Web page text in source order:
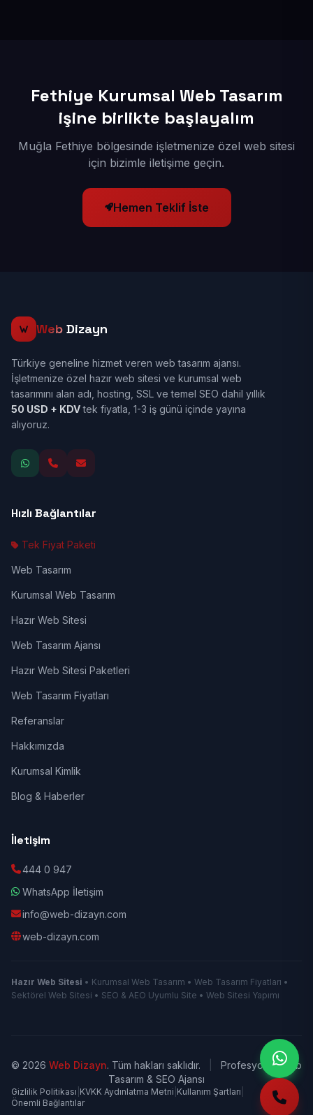
Fethiye Kurumsal Web Tasarım
işine birlikte başlayalım
Muğla Fethiye bölgesinde işletmenize özel web sitesi
için bizimle iletişime geçin.
Hemen Teklif İste
Web Dizayn
Türkiye geneline hizmet veren web tasarım ajansı.
İşletmenize özel hazır web sitesi ve kurumsal web
tasarımını alan adı, hosting, SSL ve temel SEO dahil yıllık
50 USD + KDVtek fiyatla, 1-3 iş günü içinde yayına
alıyoruz.
Hızlı Bağlantılar
Tek Fiyat Paketi
Web Tasarım
Kurumsal Web Tasarım
Hazır Web Sitesi
Web Tasarım Ajansı
Hazır Web Sitesi Paketleri
Web Tasarım Fiyatları
Referanslar
Hakkımızda
Kurumsal Kimlik
Blog & Haberler
İletişim
444 0 947
WhatsApp İletişim
info@web-dizayn.com
web-dizayn.com
Hazır Web Sitesi • Kurumsal Web Tasarım • Web Tasarım Fiyatları •
Sektörel Web Sitesi • SEO & AEO Uyumlu Site • Web Sitesi Yapımı
© 2026 Web Dizayn. Tüm hakları saklıdır.
Profesyonel Web
Tasarım & SEO Ajansı
Gizlilik Politikası KVKK Aydınlatma Metni Kullanım Şartları
Önemli Bağlantılar